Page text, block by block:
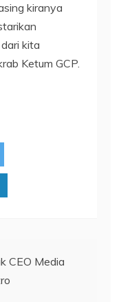
kiranya
kita
Ketum GCP.
CEO Media